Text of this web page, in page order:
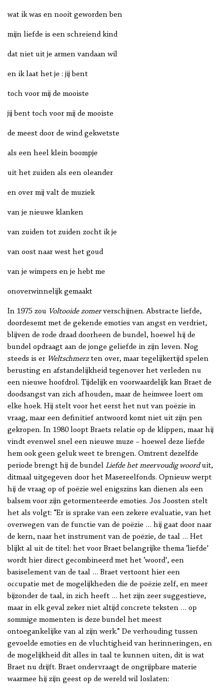
wat ik was en nooit geworden ben
mijn liefde is een schreiend kind
dat niet uit je armen vandaan wil
en ik laat het je : jij bent
toch voor mij de mooiste
jij bent toch voor mij de mooiste
de meest door de wind gekwetste
als een heel klein boompje
uit het zuiden als een oleander
en over mij valt de muziek
van je nieuwe klanken
van zuiden tot zuiden zocht ik je
van oost naar west het goud
van je wimpers en je hebt me
onoverwinnelijk gemaakt
In 1975 zou Voltooide zomerverschijnen. Abstracte liefde,
doordesemt met de gekende emoties van angst en verdriet,
blijven de rode draad doorheen de bundel, hoewel hij de
bundel opdraagt aan de jonge geliefde in zijn leven. Nog
steeds is er Weltschmerzten over, maar tegelijkertijd spelen
berusting en afstandelijkheid tegenover het verleden nu
een nieuwe hoofdrol. Tijdelijk en voorwaardelijk kan Braet de
doodsangst van zich afhouden, maar de heimwee loert om
elke hoek. Hij stelt voor het eerst het nut van poëzie in
vraag, maar een definitief antwoord komt niet uit zijn pen
gekropen. In 1980 loopt Braets relatie op de klippen, maar hij
vindt evenwel snel een nieuwe muze – hoewel deze liefde
hem ook geen geluk weet te brengen. Omtrent dezelfde
periode brengt hij de bundel Liefde het meervoudig woorduit,
ditmaal uitgegeven door het Masereelfonds. Opnieuw werpt
hij de vraag op of poëzie wel enigszins kan dienen als een
balsem voor zijn getormenteerde emoties. Jos Joosten stelt
het als volgt: “Er is sprake van een zekere evaluatie, van het
overwegen van de functie van de poëzie … hij gaat door naar
de kern, naar het instrument van de poëzie, de taal … Het
blijkt al uit de titel: het voor Braet belangrijke thema ‘liefde’
wordt hier direct gecombineerd met het ‘woord’, een
basiselement van de taal … Braet vertoont hier een
occupatie met de mogelijkheden die de poëzie zelf, en meer
bijzonder de taal, in zich heeft … het zijn zeer suggestieve,
maar in elk geval zeker niet altijd concrete teksten … op
sommige momenten is deze bundel het meest
ontoegankelijke van al zijn werk.” De verhouding tussen
gevoelde emoties en de vluchtigheid van herinneringen, en
de mogelijkheid dit alles in taal te kunnen uiten, dit is wat
Braet nu drijft. Braet ondervraagt de ongrijpbare materie
waarmee hij zijn geest op de wereld wil loslaten: